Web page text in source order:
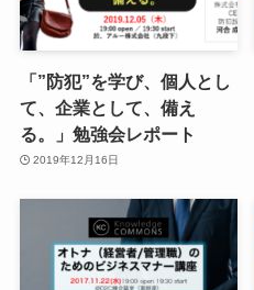
「”防犯”を学び、個人とし
て、企業として、備え
る。」勉強会レポート
2019年12月16日